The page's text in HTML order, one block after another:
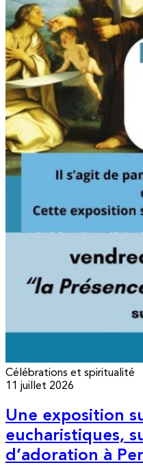
Célébrations et spiritualité
11 juillet 2026
Une exposition
eucharistiques,
d’adoration à